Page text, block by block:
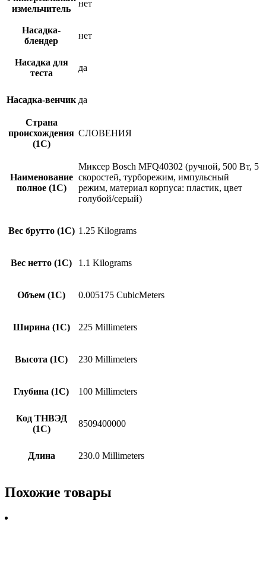
измельчитель
нет
Насадка-
блендер
нет
Насадка для
теста
да
Насадка-венчик да
Страна
происхождения
(1С)
СЛОВЕНИЯ
Наименование
полное (1С)
Миксер Bosch MFQ40302 (ручной, 500 Вт, 5
скоростей, турборежим, импульсный
режим, материал корпуса: пластик, цвет
голубой/серый)
Вес брутто (1С) 1.25 Kilograms
Вес нетто (1С) 1.1 Kilograms
Объем (1С) 0.005175 CubicMeters
Ширина (1С) 225 Millimeters
Высота (1С) 230 Millimeters
Глубина (1С) 100 Millimeters
Код ТНВЭД
(1С)
8509400000
Длина 230.0 Millimeters
Похожие товары